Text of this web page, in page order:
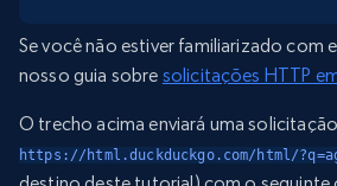
Se você não estiver familiarizado com
nosso guia sobre solicitações HTTP
O trecho acima enviará uma
https://html.duckduckgo.com/html/